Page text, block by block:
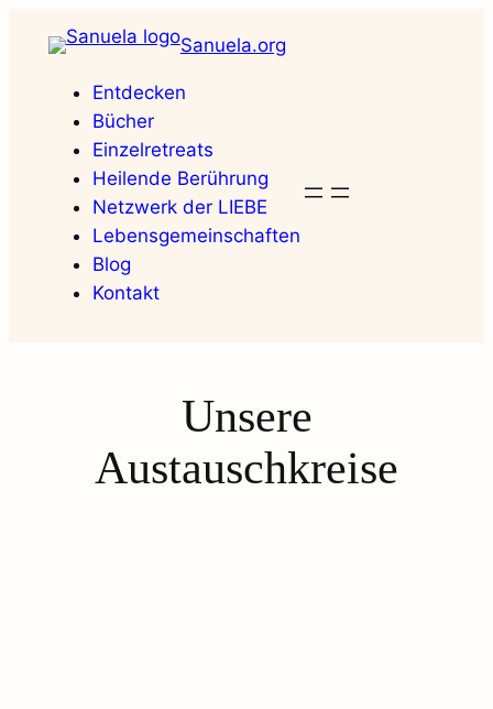
Inhalt
Sanuela.org
Entdecken
Bücher
Einzelretreats
Heilende Berührung
Netzwerk der LIEBE
Lebensgemeinschaften
Blog
Kontakt
Unsere
Austauschkreise